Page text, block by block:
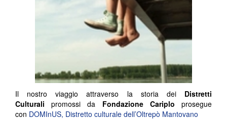
Il nostro viaggio attraverso la storia dei Distretti
Culturali promossi da Fondazione Cariplo prosegue
con DOMInUS, Distretto culturale dell’Oltrepò Mantovano